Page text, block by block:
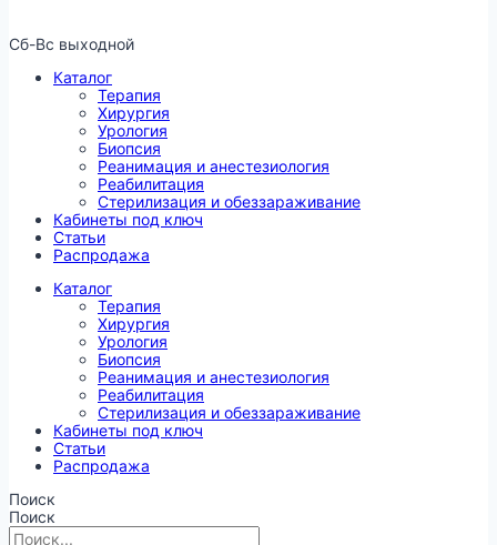
Сб-Вс выходной
Каталог
Терапия
Хирургия
Урология
Биопсия
Реанимация и анестезиология
Реабилитация
Стерилизация и обеззараживание
Кабинеты под ключ
Статьи
Распродажа
Каталог
Терапия
Хирургия
Урология
Биопсия
Реанимация и анестезиология
Реабилитация
Стерилизация и обеззараживание
Кабинеты под ключ
Статьи
Распродажа
Поиск
Поиск